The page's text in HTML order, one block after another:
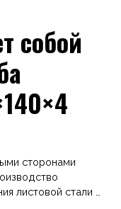
собой
сторонами
листовой стали с